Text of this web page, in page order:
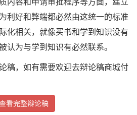
利好和弊端都必然由这统一的标准
化相关，就像买书和学到知识没有
认为与学到知识有必然联系。
，如有需要欢迎去辩论稿商城付
看完整辩论稿